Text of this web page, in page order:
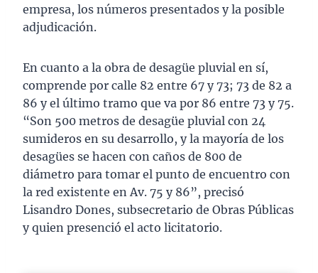
empresa, los números presentados y la posible
adjudicación.
En cuanto a la obra de desagüe pluvial en sí,
comprende por calle 82 entre 67 y 73; 73 de 82 a
86 y el último tramo que va por 86 entre 73 y 75.
“Son 500 metros de desagüe pluvial con 24
sumideros en su desarrollo, y la mayoría de los
desagües se hacen con caños de 800 de
diámetro para tomar el punto de encuentro con
la red existente en Av. 75 y 86”, precisó
Lisandro Dones, subsecretario de Obras Públicas
y quien presenció el acto licitatorio.